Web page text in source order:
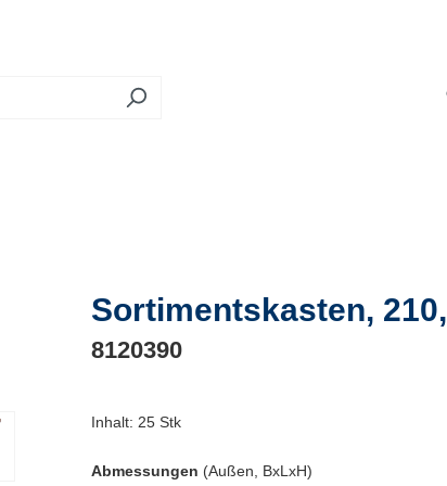
Kategorie Aktuelles
Sortimentskasten,
8120390
Inhalt: 25 Stk
Abmessungen (Außen, BxLxH)